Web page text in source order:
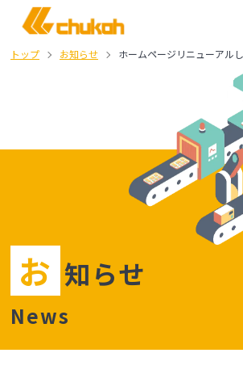
トップ お知らせ ホームページリニューアルし
お 知らせ
News